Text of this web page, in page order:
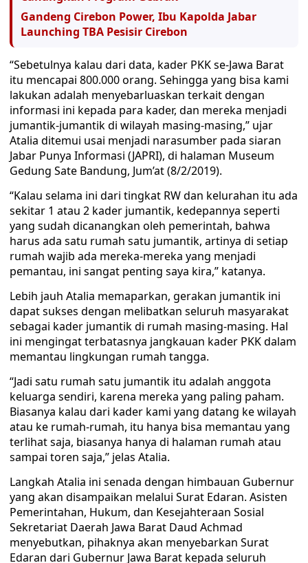
Gandeng Cirebon Power, Ibu Kapolda Jabar
Launching TBA Pesisir Cirebon
“Sebetulnya kalau dari data, kader PKK se-Jawa Barat
itu mencapai 800.000 orang. Sehingga yang bisa kami
lakukan adalah menyebarluaskan terkait dengan
informasi ini kepada para kader, dan mereka menjadi
jumantik-jumantik di wilayah masing-masing,” ujar
Atalia ditemui usai menjadi narasumber pada siaran
Jabar Punya Informasi (JAPRI), di halaman Museum
Gedung Sate Bandung, Jum’at (8/2/2019).
“Kalau selama ini dari tingkat RW dan kelurahan itu ada
sekitar 1 atau 2 kader jumantik, kedepannya seperti
yang sudah dicanangkan oleh pemerintah, bahwa
harus ada satu rumah satu jumantik, artinya di setiap
rumah wajib ada mereka-mereka yang menjadi
pemantau, ini sangat penting saya kira,” katanya.
Lebih jauh Atalia memaparkan, gerakan jumantik ini
dapat sukses dengan melibatkan seluruh masyarakat
sebagai kader jumantik di rumah masing-masing. Hal
ini mengingat terbatasnya jangkauan kader PKK dalam
memantau lingkungan rumah tangga.
“Jadi satu rumah satu jumantik itu adalah anggota
keluarga sendiri, karena mereka yang paling paham.
Biasanya kalau dari kader kami yang datang ke wilayah
atau ke rumah-rumah, itu hanya bisa memantau yang
terlihat saja, biasanya hanya di halaman rumah atau
sampai toren saja,” jelas Atalia.
Langkah Atalia ini senada dengan himbauan Gubernur
yang akan disampaikan melalui Surat Edaran. Asisten
Pemerintahan, Hukum, dan Kesejahteraan Sosial
Sekretariat Daerah Jawa Barat Daud Achmad
menyebutkan, pihaknya akan menyebarkan Surat
Edaran dari Gubernur Jawa Barat kepada seluruh